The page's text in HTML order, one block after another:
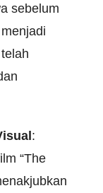
sebelum
:
“The